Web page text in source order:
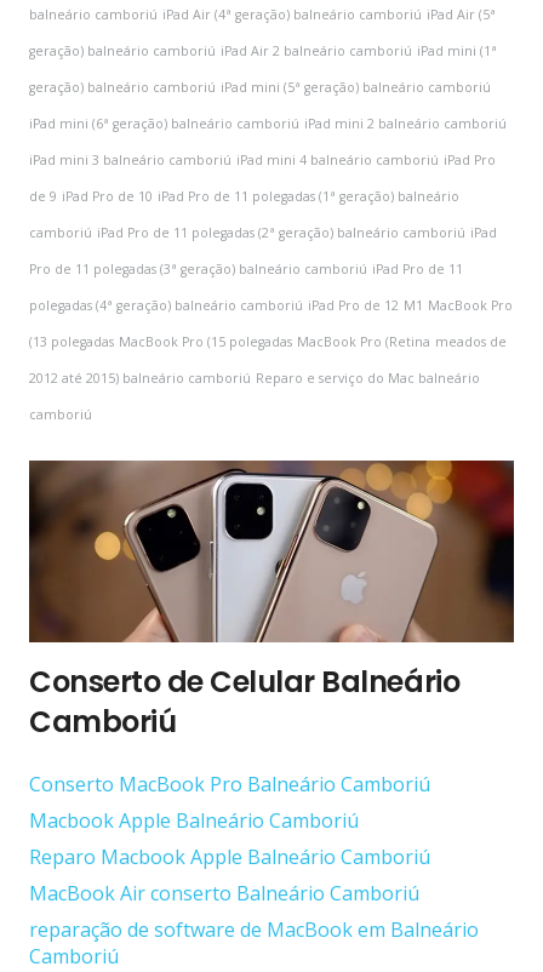
balneário camboriú iPad Air (4ª geração) balneário camboriú iPad Air (5ª
geração) balneário camboriú iPad Air 2 balneário camboriú iPad mini (1ª
geração) balneário camboriú iPad mini (5ª geração) balneário camboriú
iPad mini (6ª geração) balneário camboriú iPad mini 2 balneário camboriú
iPad mini 3 balneário camboriú iPad mini 4 balneário camboriú iPad Pro
de 9 iPad Pro de 10 iPad Pro de 11 polegadas (1ª geração) balneário
camboriú iPad Pro de 11 polegadas (2ª geração) balneário camboriú iPad
Pro de 11 polegadas (3ª geração) balneário camboriú iPad Pro de 11
polegadas (4ª geração) balneário camboriú iPad Pro de 12 M1 MacBook Pro
(13 polegadas MacBook Pro (15 polegadas MacBook Pro (Retina meados de
2012 até 2015) balneário camboriú Reparo e serviço do Mac balneário
camboriú
Conserto de Celular Balneário
Camboriú
Conserto ‎MacBook Pro Balneário Camboriú
Macbook Apple Balneário Camboriú
Reparo Macbook Apple Balneário Camboriú
MacBook Air conserto Balneário Camboriú
reparação de software de MacBook em Balneário
Camboriú